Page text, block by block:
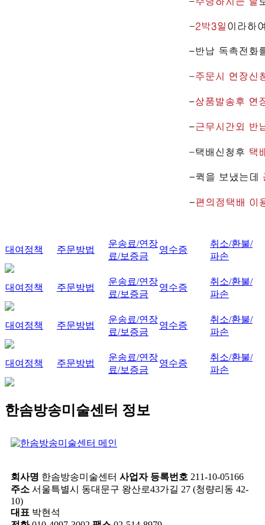
대여정책 주문방법
운송료/연장
료/보증금
영수증
취소/환불/
파손
대여정책 주문방법
운송료/연장
료/보증금
영수증
취소/환불/
파손
대여정책 주문방법
운송료/연장
료/보증금
영수증
취소/환불/
파손
대여정책 주문방법
운송료/연장
료/보증금
영수증
취소/환불/
파손
한솜방송미술센터 정보
회사명 한솜방송미술센터 사업자 등록번호 211-10-05166
주소 서울특별시 동대문구 왕산로43가길 27 (청량리동 42-
10)
대표 박현석